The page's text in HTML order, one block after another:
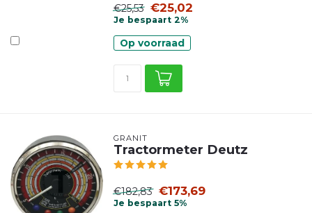
€25,53 €25,02
Je bespaart 2%
Op voorraad
GRANIT
Tractormeter Deutz
€182,83 €173,69
Je bespaart 5%